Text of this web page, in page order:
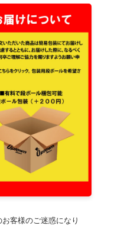
客様のご迷惑になり